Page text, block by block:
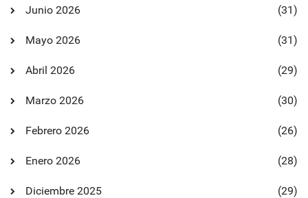
Junio 2026 (31)
Mayo 2026 (31)
Abril 2026 (29)
Marzo 2026 (30)
Febrero 2026 (26)
Enero 2026 (28)
Diciembre 2025 (29)